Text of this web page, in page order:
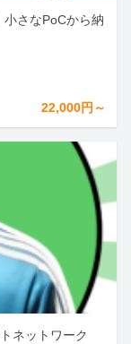
さなPoCから納
22,000円～
ネットワーク